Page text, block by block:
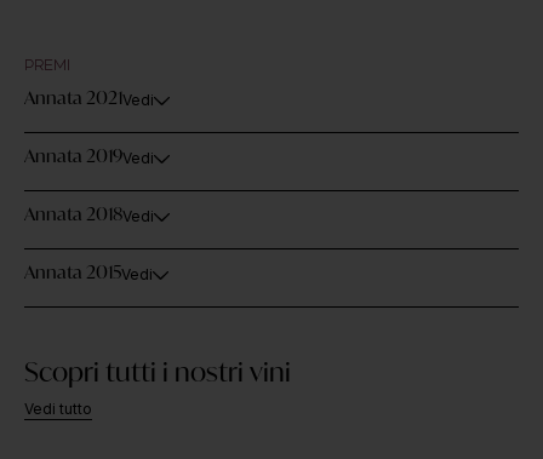
PREMI
Annata 2021Vedi
Annata 2019Vedi
Annata 2018Vedi
Annata 2015Vedi
Scopri tutti i nostri vini
Vedi tutto